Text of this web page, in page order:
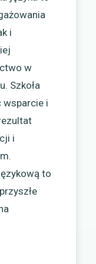
i
w
Szkoła
wsparcie i
i
to